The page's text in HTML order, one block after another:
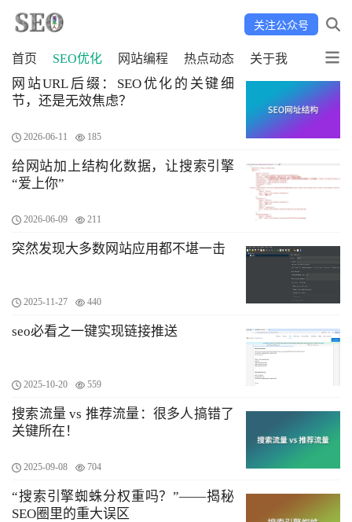
关注公众号
首页 SEO优化 网站编程 热点动态 关于我
网站URL后缀：SEO优化的关键细
节，还是无效焦虑？
2026-06-11 185
给网站加上结构化数据，让搜索引擎
“爱上你”
2026-06-09 211
突然发现大多数网站应用都不堪一击
2025-11-27 440
seo必看之一键实现链接推送
2025-10-20 559
搜索流量 vs 推荐流量：很多人搞错了
关键所在！
2025-09-08 704
“搜索引擎蜘蛛分权重吗？”——揭秘
SEO圈里的重大误区